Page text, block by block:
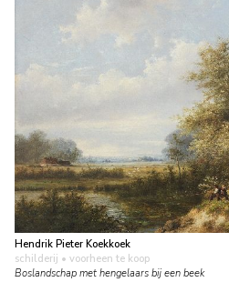
Hendrik Pieter Koekkoek
schilderij • voorheen te koop
Boslandschap met hengelaars bij een beek